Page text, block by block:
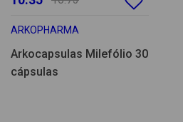
ARKOPHARMA
Arkocapsulas Milefólio 30
cápsulas